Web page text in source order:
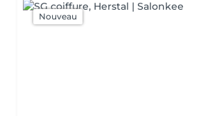
Nouveau